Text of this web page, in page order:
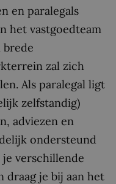
en paralegals
het vastgoedteam
brede
zal zich
Als paralegal ligt
zelfstandig)
adviezen en
ondersteund
verschillende
draag je bij aan het